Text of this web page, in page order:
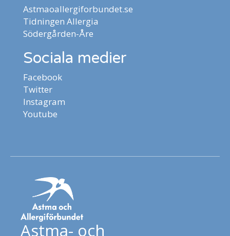
Astmaoallergiforbundet.se
Tidningen Allergia
Södergården-Åre
Sociala medier
Facebook
Twitter
Instagram
Youtube
Astma- och